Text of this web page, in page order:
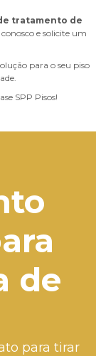
tratamento de
e solicite um
para o seu piso
SPP Pisos!
de
para tirar